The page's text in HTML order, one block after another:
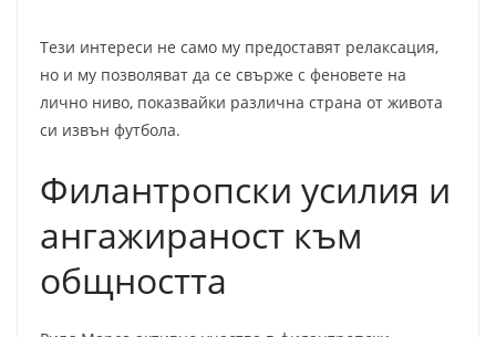
Тези интереси не само му предоставят релаксация,
но и му позволяват да се свърже с феновете на
лично ниво, показвайки различна страна от живота
си извън футбола.
Филантропски усилия и
ангажираност към
общността